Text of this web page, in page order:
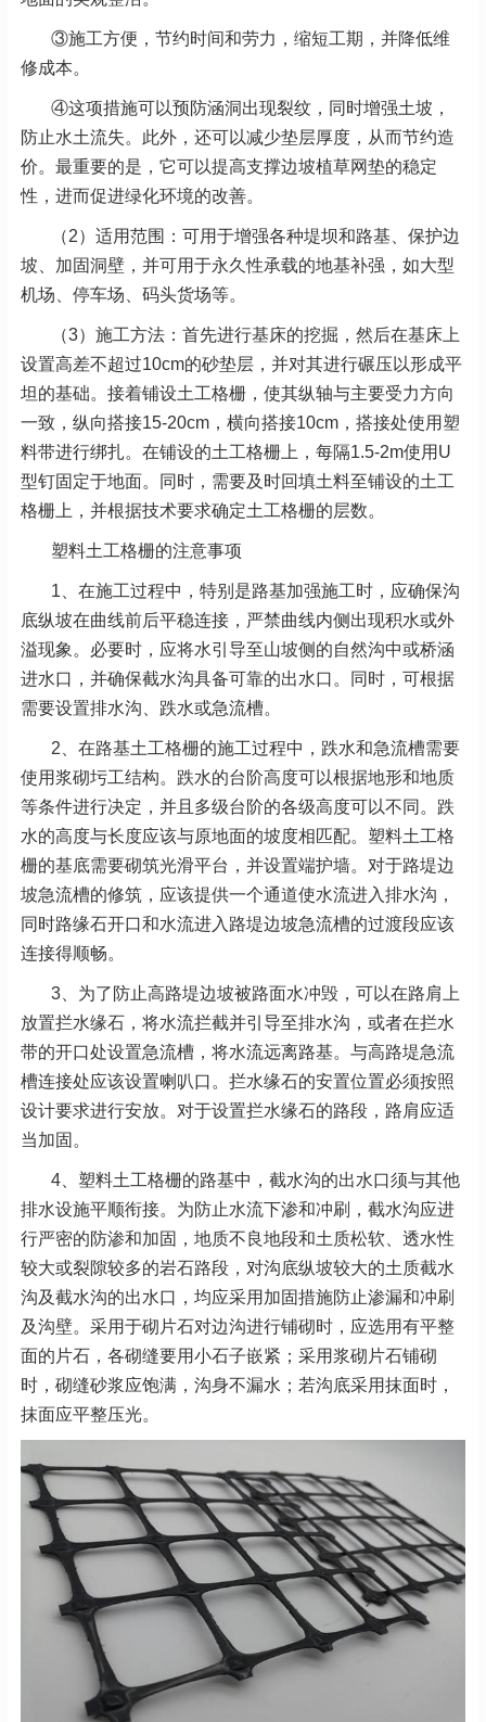
③施工方便，节约时间和劳力，缩短工期，并降低维
修成本。
④这项措施可以预防涵洞出现裂纹，同时增强土坡，
防止水土流失。此外，还可以减少垫层厚度，从而节约造
价。最重要的是，它可以提高支撑边坡植草网垫的稳定
性，进而促进绿化环境的改善。
（2）适用范围：可用于增强各种堤坝和路基、保护边
坡、加固洞壁，并可用于永久性承载的地基补强，如大型
机场、停车场、码头货场等。
（3）施工方法：首先进行基床的挖掘，然后在基床上
设置高差不超过10cm的砂垫层，并对其进行碾压以形成平
坦的基础。接着铺设土工格栅，使其纵轴与主要受力方向
一致，纵向搭接15-20cm，横向搭接10cm，搭接处使用塑
料带进行绑扎。在铺设的土工格栅上，每隔1.5-2m使用U
型钉固定于地面。同时，需要及时回填土料至铺设的土工
格栅上，并根据技术要求确定土工格栅的层数。
塑料土工格栅的注意事项
1、在施工过程中，特别是路基加强施工时，应确保沟
底纵坡在曲线前后平稳连接，严禁曲线内侧出现积水或外
溢现象。必要时，应将水引导至山坡侧的自然沟中或桥涵
进水口，并确保截水沟具备可靠的出水口。同时，可根据
需要设置排水沟、跌水或急流槽。
2、在路基土工格栅的施工过程中，跌水和急流槽需要
使用浆砌圬工结构。跌水的台阶高度可以根据地形和地质
等条件进行决定，并且多级台阶的各级高度可以不同。跌
水的高度与长度应该与原地面的坡度相匹配。塑料土工格
栅的基底需要砌筑光滑平台，并设置端护墙。对于路堤边
坡急流槽的修筑，应该提供一个通道使水流进入排水沟，
同时路缘石开口和水流进入路堤边坡急流槽的过渡段应该
连接得顺畅。
3、为了防止高路堤边坡被路面水冲毁，可以在路肩上
放置拦水缘石，将水流拦截并引导至排水沟，或者在拦水
带的开口处设置急流槽，将水流远离路基。与高路堤急流
槽连接处应该设置喇叭口。拦水缘石的安置位置必须按照
设计要求进行安放。对于设置拦水缘石的路段，路肩应适
当加固。
4、塑料土工格栅的路基中，截水沟的出水口须与其他
排水设施平顺衔接。为防止水流下渗和冲刷，截水沟应进
行严密的防渗和加固，地质不良地段和土质松软、透水性
较大或裂隙较多的岩石路段，对沟底纵坡较大的土质截水
沟及截水沟的出水口，均应采用加固措施防止渗漏和冲刷
及沟壁。采用于砌片石对边沟进行铺砌时，应选用有平整
面的片石，各砌缝要用小石子嵌紧；采用浆砌片石铺砌
时，砌缝砂浆应饱满，沟身不漏水；若沟底采用抹面时，
抹面应平整压光。